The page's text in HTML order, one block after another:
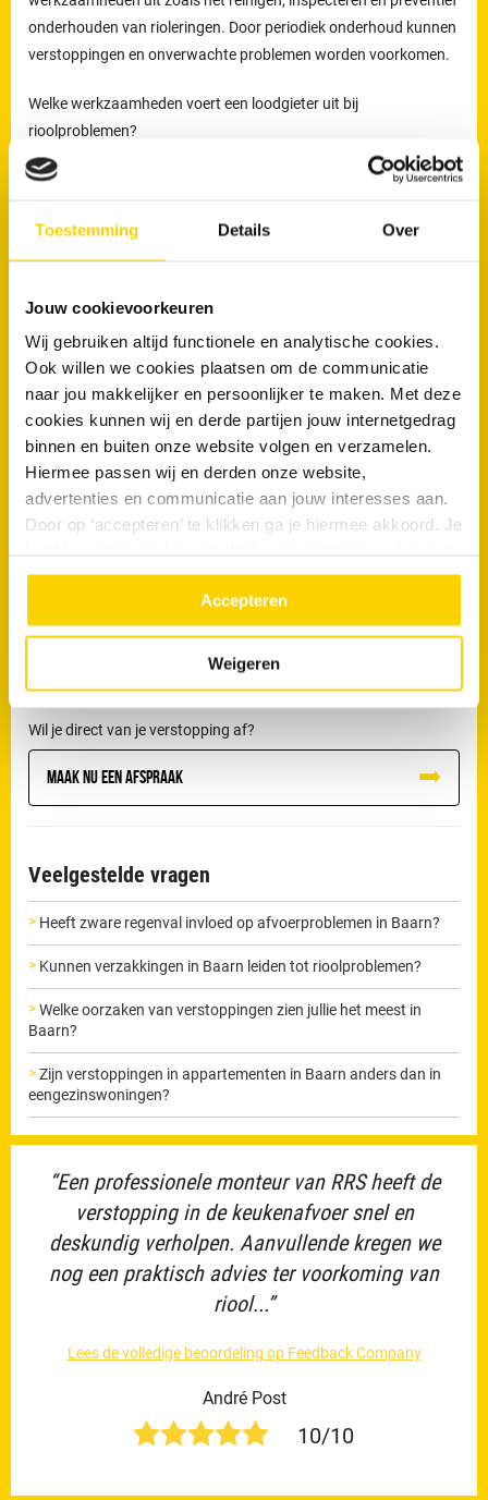
Toestemming Details Over
Jouw cookievoorkeuren
Wij gebruiken altijd functionele en analytische cookies.
Ook willen we cookies plaatsen om de communicatie
naar jou makkelijker en persoonlijker te maken. Met deze
cookies kunnen wij en derde partijen jouw internetgedrag
binnen en buiten onze website volgen en verzamelen.
Hiermee passen wij en derden onze website,
advertenties en communicatie aan jouw interesses aan.
Door op ‘accepteren’ te klikken ga je hiermee akkoord. Je
meer over in onsprivacy beleid.
Accepteren
Weigeren
onderhouden van rioleringen. Door periodiek onderhoud kunnen
verstoppingen en onverwachte problemen worden voorkomen.
Welke werkzaamheden voert een loodgieter uit bij
rioolproblemen?
De loodgieters van RRS worden ingezet voor het verhelpen van
inspecteren en preventief onderhouden van rioleringen.
Preventief onderhoud helpt om ophoping van vuil tijdig te
en onverwachte kosten.
Loodgieters voor ontstopping van uw WC
of afvoer in Baarn
Wanneer is een loodgieter nodig bij een verstopte wc of afvoer?
Een loodgieter is nodig wanneer een toilet of afvoer niet meer
doorspoelt of wanneer een verstopping blijft terugkomen. Wordt
een blokkade niet correct verholpen, dan kan deze verergeren en
De loodgieters van RRS in Baarn beschikken over professionele
apparatuur om dit soort verstoppingen zorgvuldig te verhelpen
en herhaling te voorkomen.
Wil je direct van je verstopping af?
Maak nu een afspraak
Veelgestelde vragen
Heeft zware regenval invloed op afvoerproblemen in Baarn?
Kunnen verzakkingen in Baarn leiden tot rioolproblemen?
Welke oorzaken van verstoppingen zien jullie het meest in
Baarn?
Zijn verstoppingen in appartementen in Baarn anders dan in
eengezinswoningen?
“Een professionele monteur van RRS heeft de
verstopping in de keukenafvoer snel en
deskundig verholpen. Aanvullende kregen we
nog een praktisch advies ter voorkoming van
riool...”
Lees de volledige beoordeling op Feedback Company
André Post
10/10